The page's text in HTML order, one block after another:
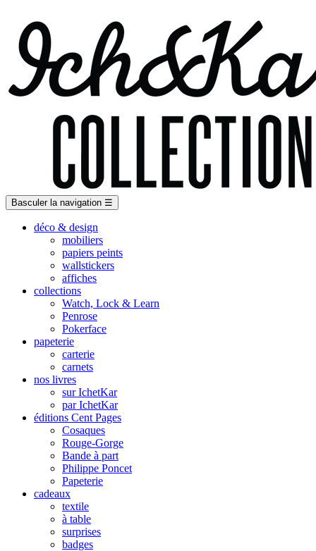
Basculer la navigation ☰
déco & design
mobiliers
papiers peints
wallstickers
affiches
collections
Watch, Lock & Learn
Penrose
Pokerface
papeterie
carterie
carnets
nos livres
sur IchetKar
par IchetKar
éditions Cent Pages
Cosaques
Rouge-Gorge
Bande à part
Philippe Poncet
Papeterie
cadeaux
textile
à table
surprises
badges